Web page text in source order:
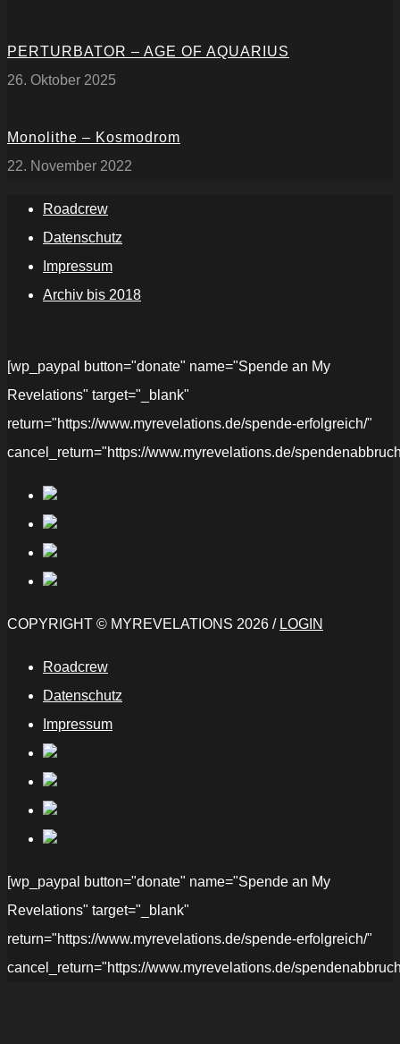
PERTURBATOR – AGE OF AQUARIUS
26. Oktober 2025
Monolithe – Kosmodrom
22. November 2022
Roadcrew
Datenschutz
Impressum
Archiv bis 2018
[wp_paypal button="donate" name="Spende an My
Revelations" target="_blank"
return="https://www.myrevelations.de/spende-erfolgreich/"
cancel_return="https://www.myrevelations.de/
COPYRIGHT © MYREVELATIONS 2026 / LOGIN
Roadcrew
Datenschutz
Impressum
[wp_paypal button="donate" name="Spende an My
Revelations" target="_blank"
return="https://www.myrevelations.de/spende-erfolgreich/"
cancel_return="https://www.myrevelations.de/